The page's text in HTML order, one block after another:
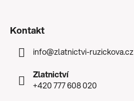
Kontakt
info@zlatnictvi-ruzickova.cz
Zlatnictví
+420 777 608 020